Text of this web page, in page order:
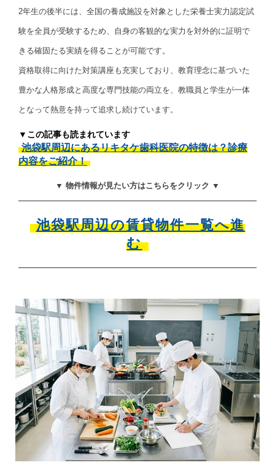
2年生の後半には、全国の養成施設を対象とした栄養士実力認定試
験を全員が受験するため、自身の客観的な実力を対外的に証明で
きる確固たる実績を得ることが可能です。
資格取得に向けた対策講座も充実しており、教育理念に基づいた
豊かな人格形成と高度な専門技能の両立を、教職員と学生が一体
となって熱意を持って追求し続けています。
▼この記事も読まれています
池袋駅周辺にあるリキタケ歯科医院の特徴は？診療
内容をご紹介！
▼ 物件情報が見たい方はこちらをクリック ▼
池袋駅周辺の賃貸物件一覧へ進
む